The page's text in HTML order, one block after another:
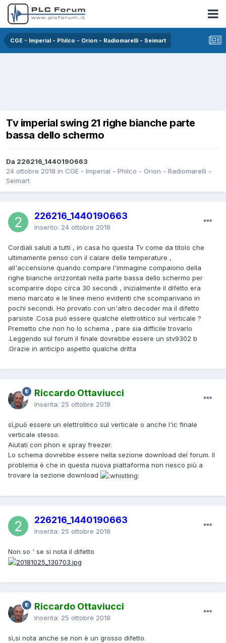
CGE - Imperial - Philco - Orion - Radiomarelli - Seimart
Tv imperial swing 21 righe bianche parte
bassa dello schermo
Da 226216_1440190663
24 ottobre 2018 in CGE - Imperial - Philco - Orion - Radiomarelli -
Seimart
226216_1440190663
Inserito: 24 ottobre 2018
Cordiali saluti a tutti , in casa ho questa Tv come da titolo che
ultimamente penso con il calare delle temperature ,
all'accensione quando compare l'immagine compaiono della
righe bianche orizzontali nella parte bassa dello schermo per
scomparire dopo circa 30 secondi , inizialmente il difetto era
meno marcato e le linee meno evidenti che scomparivano in
pochi secondi. Ho provato con un'altro decoder ma il difetto
parsiste .Cosa può essere qualche elettrolitico sul verticale ?
Premetto che non ho lo schema , pare sia difficile trovarlo
.Leggendo sul forum il finale dovrebbe essere un stv9302 b
.Grazie in anticipo aspetto qualche dritta
Riccardo Ottaviucci
Inserita: 25 ottobre 2018
sì,può essere un elettrolitico sul verticale o anche l'ic finale
verticale stesso.
Aiutati con phon e spray freezer.
Lo schema dovrebbe essere nella sezione download del forum. Il
problema è che in questa nuova piattaforma non riesco più a
trovare la sezione download
226216_1440190663
Inserita: 25 ottobre 2018
Non so ' se si nota il difetto
Riccardo Ottaviucci
Inserita: 25 ottobre 2018
sì,si nota anche se non è un grosso difetto.